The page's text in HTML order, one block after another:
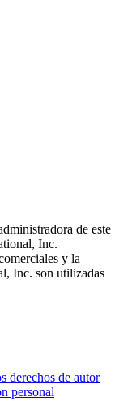
de este
Inc.
y la
Inc. son utilizadas
derechos de autor
personal